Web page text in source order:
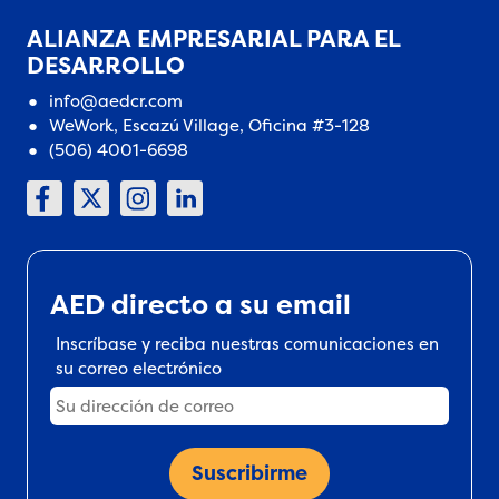
ALIANZA EMPRESARIAL PARA EL
DESARROLLO
info@aedcr.com
WeWork, Escazú Village, Oficina #3-128
(506) 4001-6698
AED directo a su email
Inscríbase y reciba nuestras comunicaciones en
su correo electrónico